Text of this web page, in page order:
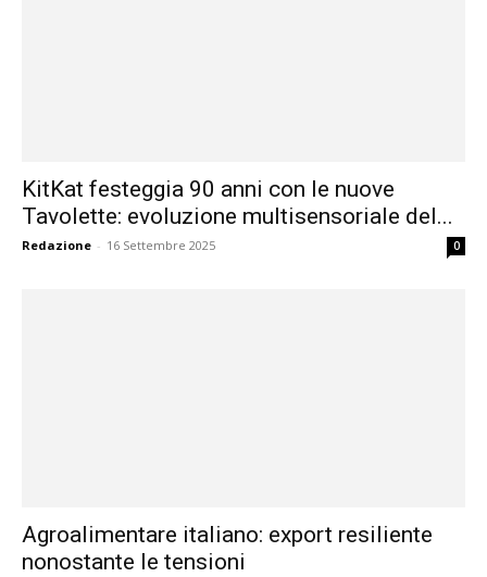
KitKat festeggia 90 anni con le nuove
Tavolette: evoluzione multisensoriale del...
Redazione - 16 Settembre 2025 0
Agroalimentare italiano: export resiliente
nonostante le tensioni